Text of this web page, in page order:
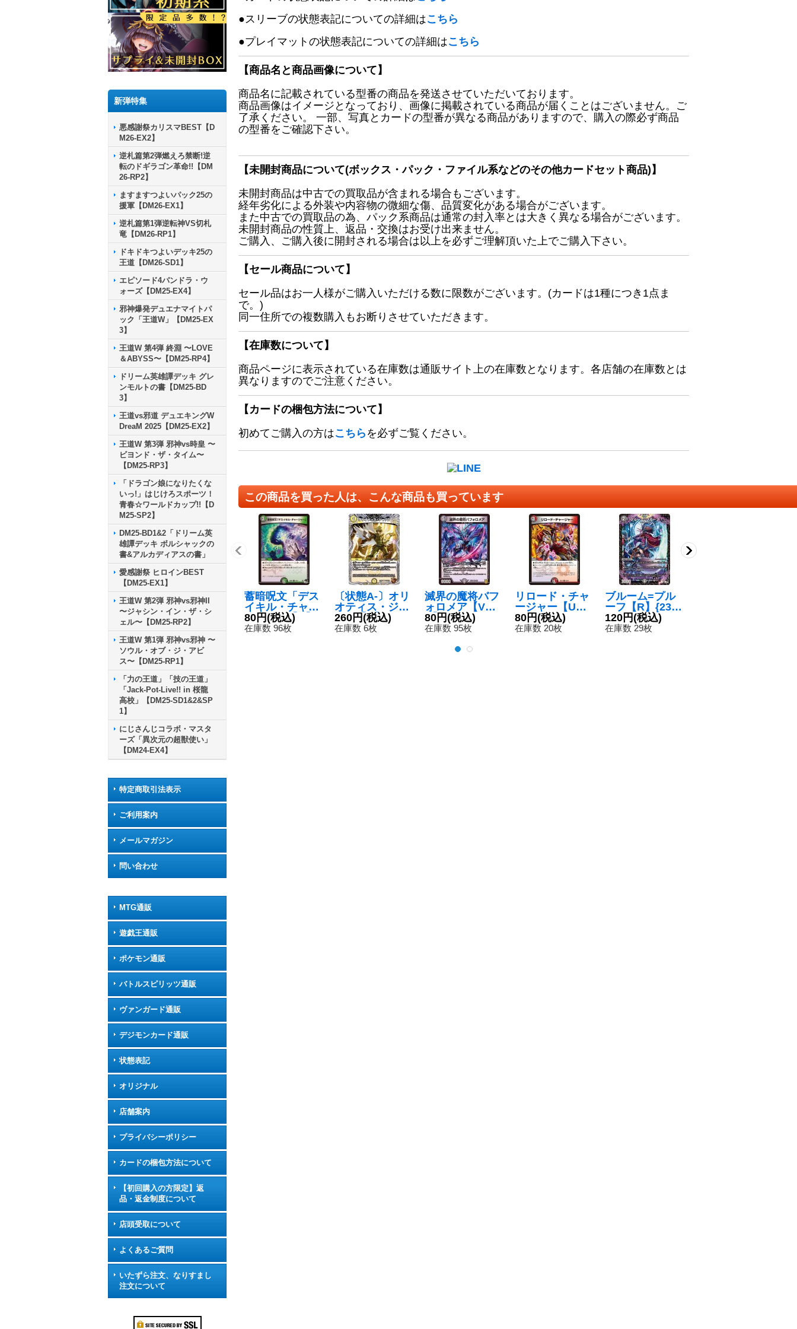
新弾特集
悪感謝祭カリスマBEST【D
M26-EX2】
逆札篇第2弾燃えろ禁断!逆
転のドギラゴン革命!!【DM
26-RP2】
ますますつよいパック25の
援軍【DM26-EX1】
逆札篇第1弾逆転神VS切札
竜【DM26-RP1】
ドキドキつよいデッキ25の
王道【DM26-SD1】
エピソード4パンドラ・ウ
ォーズ【DM25-EX4】
邪神爆発デュエナマイトパ
ック「王道W」【DM25-EX
3】
王道W 第4弾 終淵 〜LOVE
＆ABYSS〜【DM25-RP4】
ドリーム英雄譚デッキ グレ
ンモルトの書【DM25-BD
3】
王道vs邪道 デュエキングW
DreaM 2025【DM25-EX2】
王道W 第3弾 邪神vs時皇 〜
ビヨンド・ザ・タイム〜
【DM25-RP3】
「ドラゴン娘になりたくな
いっ!」はじけろスポーツ！
青春☆ワールドカップ!!【D
M25-SP2】
DM25-BD1&2「ドリーム英
雄譚デッキ ボルシャックの
書&アルカディアスの書」
愛感謝祭 ヒロインBEST
【DM25-EX1】
王道W 第2弾 邪神vs邪神II
〜ジャシン・イン・ザ・シ
ェル〜【DM25-RP2】
王道W 第1弾 邪神vs邪神 〜
ソウル・オブ・ジ・アビ
ス〜【DM25-RP1】
「力の王道」「技の王道」
「Jack-Pot-Live!! in 桜龍
高校」【DM25-SD1&2&SP
1】
にじさんじコラボ・マスタ
ーズ「異次元の超獣使い」
【DM24-EX4】
特定商取引法表示
ご利用案内
メールマガジン
問い合わせ
MTG通販
遊戯王通販
ポケモン通販
バトルスピリッツ通販
ヴァンガード通販
デジモンカード通販
状態表記
オリジナル
店舗案内
プライバシーポリシー
カードの梱包方法について
【初回購入の方限定】返
品・返金制度について
店頭受取について
よくあるご質問
いたずら注文、なりすまし
注文について
●スリーブの状態表記についての詳細はこちら
●プレイマットの状態表記についての詳細はこちら
【商品名と商品画像について】
商品名に記載されている型番の商品を発送させていただいております。
商品画像はイメージとなっており、画像に掲載されている商品が届くことはございません。ご
了承ください。 一部、写真とカードの型番が異なる商品がありますので、購入の際必ず商品
の型番をご確認下さい。
【未開封商品について(ボックス・パック・ファイル系などのその他カードセット商品)】
未開封商品は中古での買取品が含まれる場合もございます。
経年劣化による外装や内容物の微細な傷、品質変化がある場合がございます。
また中古での買取品の為、パック系商品は通常の封入率とは大きく異なる場合がございます。
未開封商品の性質上、返品・交換はお受け出来ません。
ご購入、ご購入後に開封される場合は以上を必ずご理解頂いた上でご購入下さい。
【セール商品について】
セール品はお一人様がご購入いただける数に限数がございます。(カードは1種につき1点ま
で。)
同一住所での複数購入もお断りさせていただきます。
【在庫数について】
商品ページに表示されている在庫数は通販サイト上の在庫数となります。各店舗の在庫数とは
異なりますのでご注意ください。
【カードの梱包方法について】
初めてご購入の方はこちら を必ずご覧ください。
この商品を買った人は、こんな商品も買っています
蓄暗呪文「デス
イキル・チャー
ジャー」【C】
{23RP474/74}
80円(税込)
在庫数 96枚
〔状態A-〕オリ
オティス・ジャ
ッジ【R】{23R
P2TF3/TF10}
260円(税込)
在庫数 6枚
滅界の魔将バフ
ォロメア【V
R】{RP173/95}
《闇》
80円(税込)
在庫数 95枚
リロード・チャ
ージャー【U】
{BD1425/25}
《多》
80円(税込)
在庫数 20枚
ブルーム=プル
ーフ【R】{23S
P110/17}《闇》
120円(税込)
在庫数 29枚